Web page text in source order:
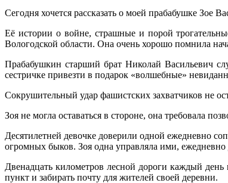
Сегодня хочется рассказать о моей прабабушке Зое
Её истории о войне, страшные и порой
Вологодской области. Она очень хорошо помнила
Прабабушкин старший брат Николай Васильевич
сестричке привезти в подарок «волшебные»
Сокрушительный удар фашистских захватчиков не
Зоя не могла оставаться в стороне, она требовала
Десятилетней девочке доверили одной ежедневно
огромных быков. Зоя одна управляла ими,
Двенадцать километров лесной дороги каждый
пункт и забирать почту для жителей своей деревни.